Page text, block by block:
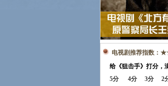
电视
《北
方有
电视剧推荐指数
给《狙击手》打分，
5分
4分 3分 2